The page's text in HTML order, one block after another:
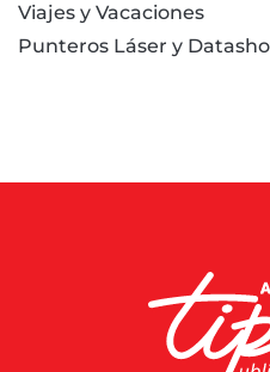
Viajes y Vacaciones
Punteros Láser y